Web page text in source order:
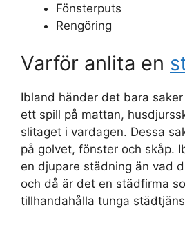
Fönsterputs
Rengöring
Varför anlita en
Ibland händer det bara
ett spill på mattan,
slitaget i vardagen. Dessa
på golvet, fönster och skåp.
en djupare städning än vad
och då är det en städfirma
tillhandahålla tunga